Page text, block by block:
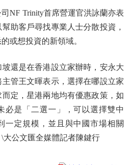
Trinity首席營運官洪詠蘭亦表
助客戶尋找專業人士分散投資，
或想投資的新領域。
是在香港設立家辦時，安永大
管王文暉表示，選擇在哪設立家
定，星港兩地均有優惠政策，如
必是「二選一」，可以選擇雙中
一定規模，並且與中國市場相關
大公文匯全媒體記者陳鍵行